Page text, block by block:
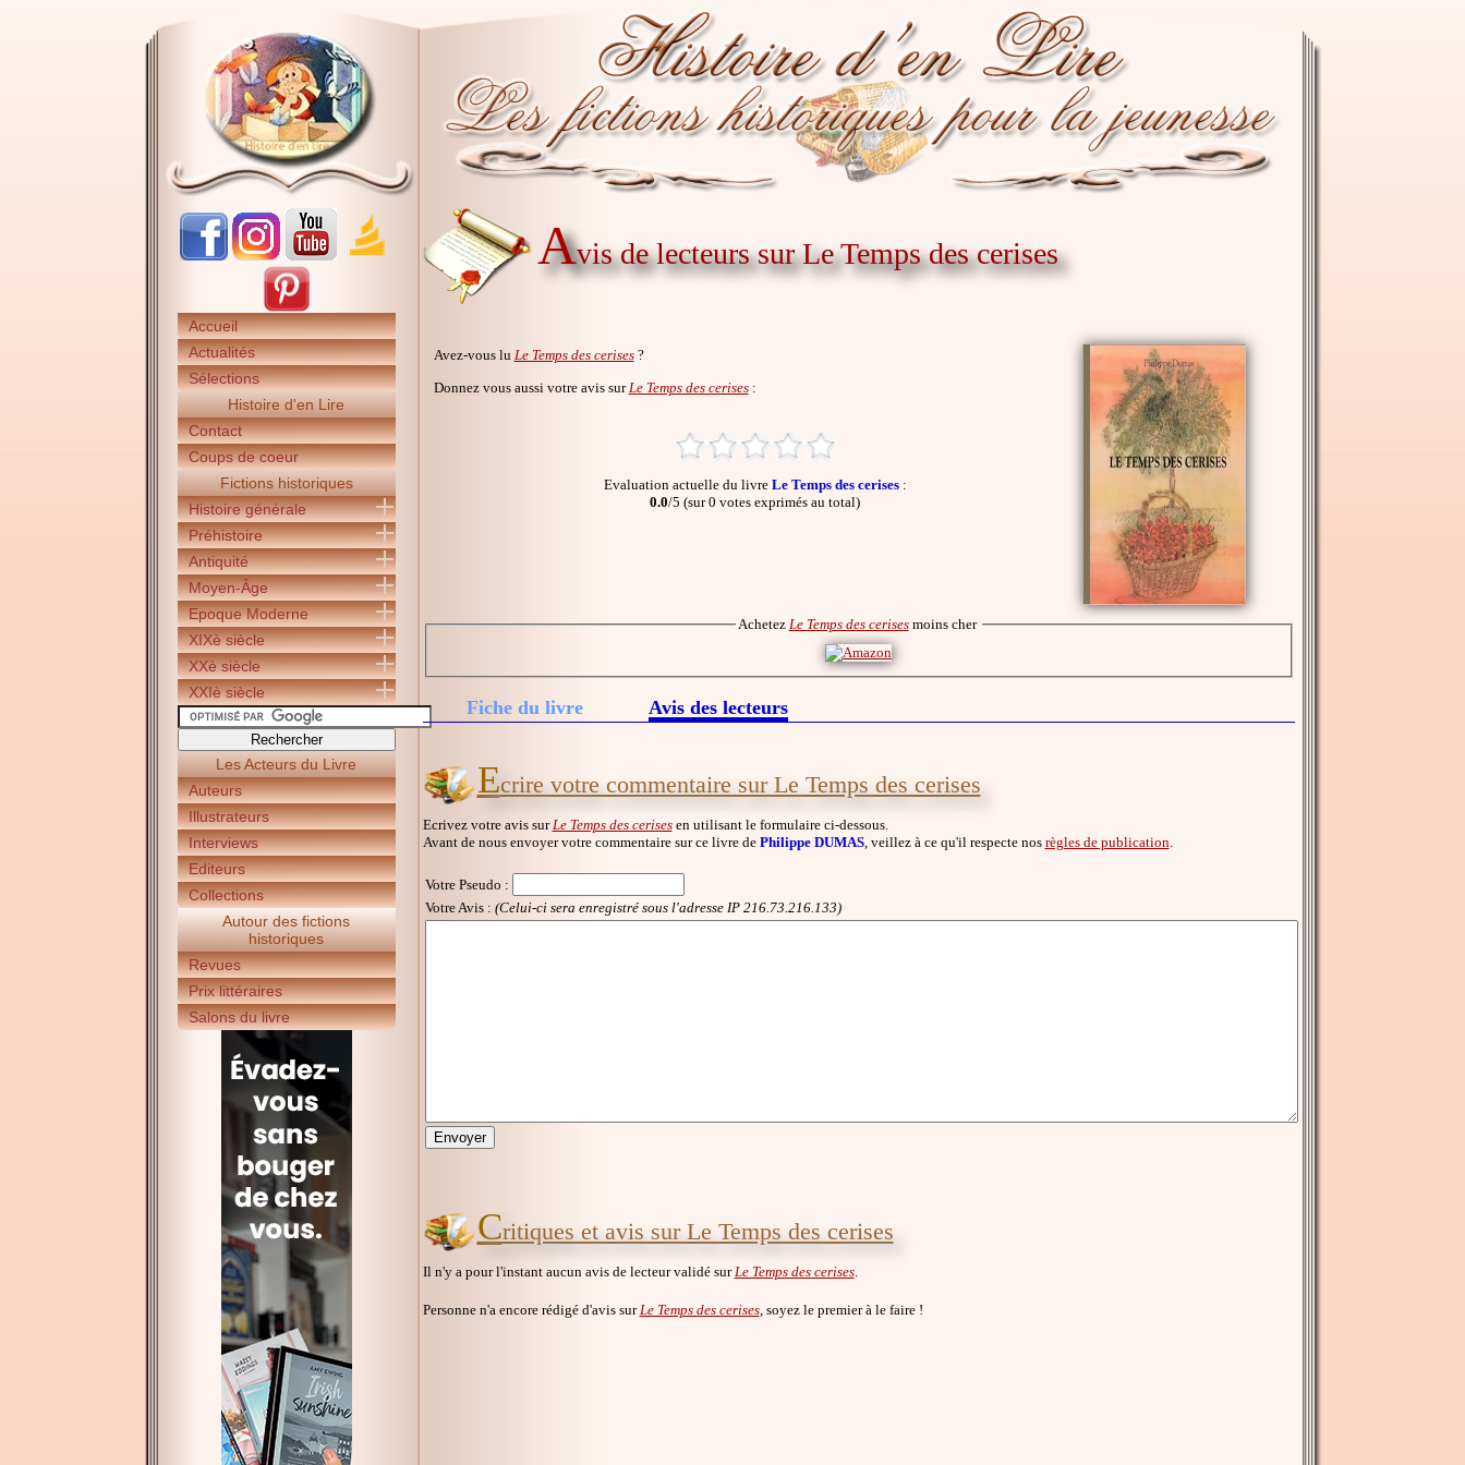
Accueil
Actualités
Sélections
Histoire d'en Lire
Contact
Coups de coeur
Fictions historiques
Histoire générale
Préhistoire
Antiquité
Moyen-Âge
Epoque Moderne
XIXè siècle
XXè siècle
XXIè siècle
Les Acteurs du Livre
Auteurs
Illustrateurs
Interviews
Editeurs
Collections
Autour des fictions
historiques
Revues
Prix littéraires
Salons du livre
Avis de lecteurs sur Le Temps des cerises
Avez-vous lu Le Temps des cerises?
Donnez vous aussi votre avis sur Le Temps des cerises:
Evaluation actuelle du livre Le Temps des cerises:
0.0/5 (sur 0 votes exprimés au total)
Achetez Le Temps des cerisesmoins cher
Fiche du livre Avis des lecteurs
Ecrire votre commentaire sur Le Temps des cerises
Ecrivez votre avis sur Le Temps des cerisesen utilisant le formulaire ci-dessous.
Avant de nous envoyer votre commentaire sur ce livre de Philippe DUMAS, veillez à ce qu'il respecte nos règles de publication
Votre Pseudo :
Votre Avis : (Celui-ci sera enregistré sous l'adresse IP 216.73.216.133)
Critiques et avis sur Le Temps des cerises
Il n'y a pour l'instant aucun avis de lecteur validé surLe Temps des cerises.
Personne n'a encore rédigé d'avis sur Le Temps des cerises, soyez le premier à le faire !